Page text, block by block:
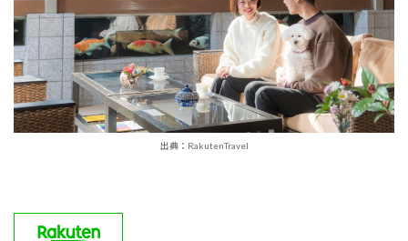
出典：RakutenTravel